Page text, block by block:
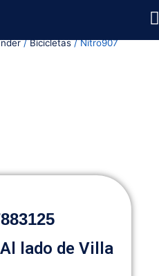
/Bicicletas/ Nitro907
lado de Villa